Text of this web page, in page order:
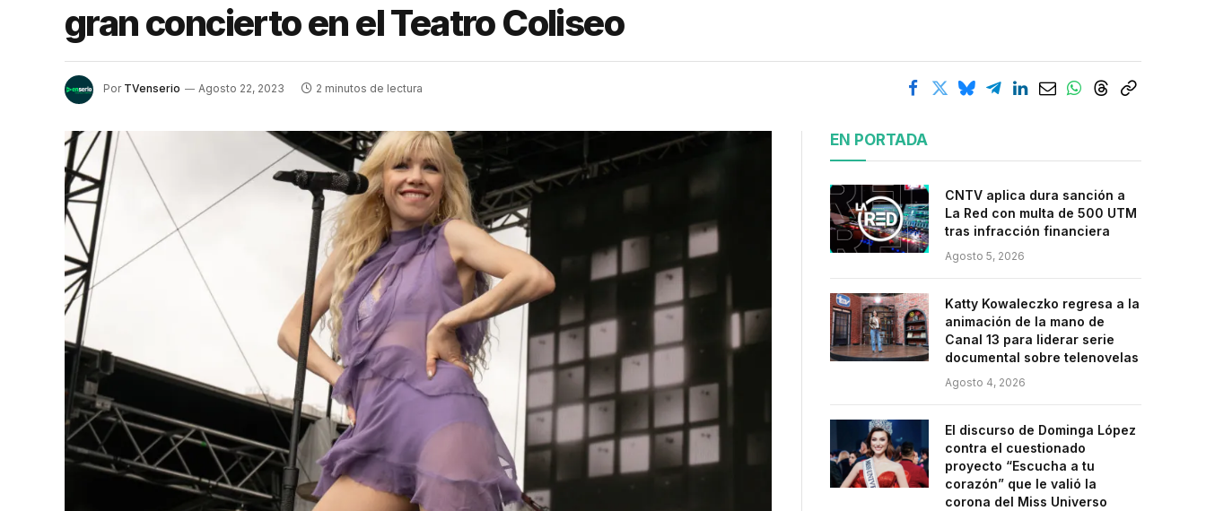
gran concierto en el Teatro Coliseo
Por TVenserio Agosto 22, 2023 2 minutos de lectura
EN PORTADA
CNTV aplica dura sanción a
La Red con multa de 500 UTM
tras infracción financiera
Agosto 5, 2026
Katty Kowaleczko regresa a la
animación de la mano de
Canal 13 para liderar serie
documental sobre telenovelas
Agosto 4, 2026
El discurso de Dominga López
contra el cuestionado
proyecto “Escucha a tu
corazón” que le valió la
corona del Miss Universo